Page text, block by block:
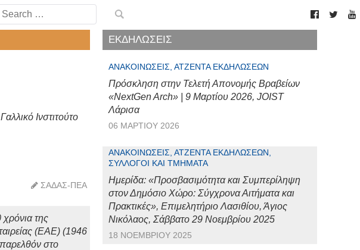
Ινστιτούτο
ΣΑΔΑΣ-ΠΕΑ
χρόνια της
(ΕΑΕ) (1946
στο
ΕΚΔΗΛΩΣΕΙΣ
ΑΝΑΚΟΙΝΏΣΕΙΣ, ΑΤΖΈΝΤΑ ΕΚΔΗΛΏΣΕΩΝ
Πρόσκληση στην Τελετή Απονομής Βραβείων
«NextGen Arch» | 9 Μαρτίου 2026, JOIST
Λάρισα
06 ΜΑΡΤΊΟΥ 2026
ΑΝΑΚΟΙΝΏΣΕΙΣ, ΑΤΖΈΝΤΑ ΕΚΔΗΛΏΣΕΩΝ,
ΣΎΛΛΟΓΟΙ ΚΑΙ ΤΜΉΜΑΤΑ
Ημερίδα: «Προσβασιμότητα και Συμπερίληψη
στον Δημόσιο Χώρο: Σύγχρονα Αιτήματα και
Πρακτικές», Επιμελητήριο Λασιθίου, Άγιος
Νικόλαος, Σάββατο 29 Νοεμβρίου 2025
18 ΝΟΕΜΒΡΊΟΥ 2025